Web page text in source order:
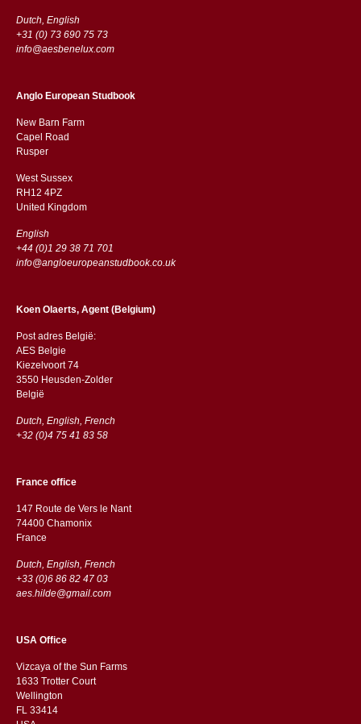
Dutch, English
+31 (0) 73 690 75 73
info@aesbenelux.com
Anglo European Studbook
New Barn Farm
Capel Road
​​Rusper
West Sussex
RH12 4PZ
​​United Kingdom
English
+44 (0)1 29 38 71 701
info@angloeuropeanstudbook.co.uk
Koen Olaerts, Agent (Belgium)
Post adres België:
AES Belgie
Kiezelvoort 74
3550 Heusden-Zolder
België
Dutch, English, French
+32 (0)4 75 41 83 58
France office
147 Route de Vers le Nant
74400 Chamonix
France
Dutch, English, French
+33 (0)6 86 82 47 03
aes.hilde@gmail.com
USA Office
Vizcaya of the Sun Farms
1633 Trotter Court
Wellington
FL 33414